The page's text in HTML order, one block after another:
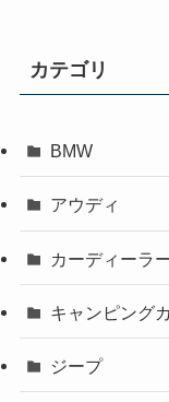
カテゴリ
BMW
アウディ
カーディーラ
キャンピング
ジープ